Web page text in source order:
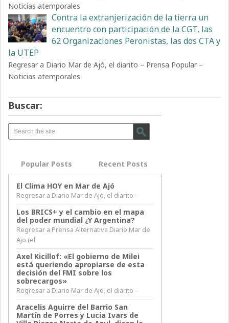
Noticias atemporales
Contra la extranjerización de la tierra un
encuentro con participación de la CGT, las
62 Organizaciones Peronistas, las dos CTA y
la UTEP
Regresar a Diario Mar de Ajó, el diarito – Prensa Popular –
Noticias atemporales
Buscar:
Popular Posts Recent Posts
El Clima HOY en Mar de Ajó
Regresar a Diario Mar de Ajó, el diarito –
Los BRICS+ y el cambio en el mapa
del poder mundial ¿Y Argentina?
Regresar a Prensa Alternativa Diario Mar de
Ajo (el
Axel Kicillof: «El gobierno de Milei
está queriendo apropiarse de esta
decisión del FMI sobre los
sobrecargos»
Regresar a Diario Mar de Ajó, el diarito –
Aracelis Aguirre del Barrio San
Martín de Porres y Lucia Ivars de